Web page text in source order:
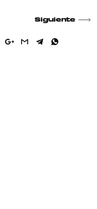
Siguiente